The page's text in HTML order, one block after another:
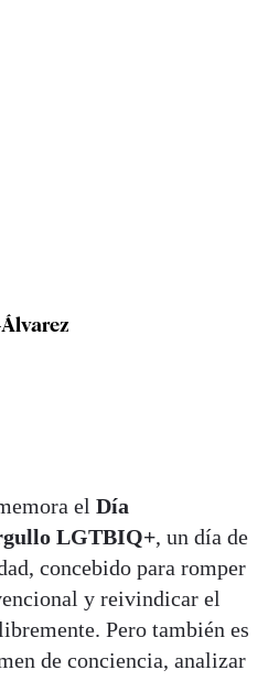
el Día
LGTBIQ+, un día de
concebido para romper
y reivindicar el
Pero también es
de conciencia, analizar